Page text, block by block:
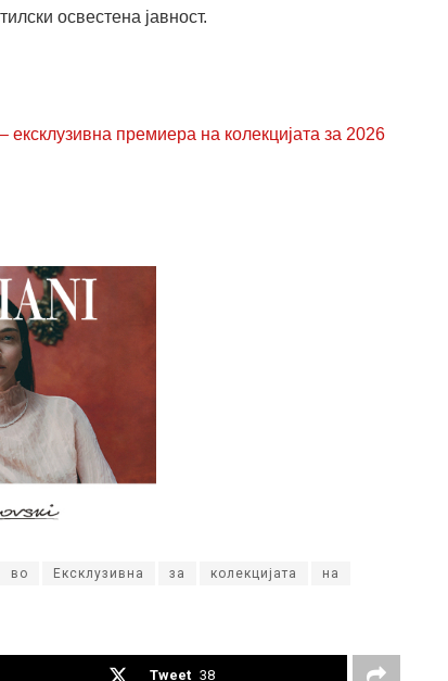
освестена јавност.
премиера на колекцијата за 2026
во Ексклузивна за колекцијата на
Tweet 38